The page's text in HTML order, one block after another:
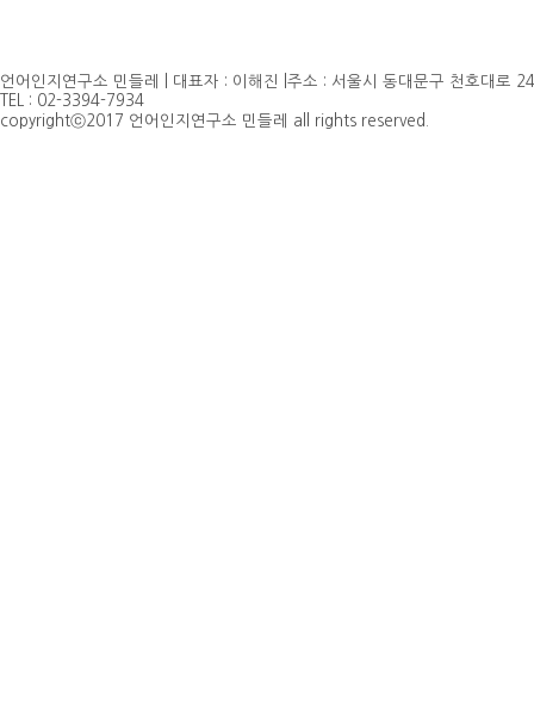
언어인지연구소 민들레 | 대표자 : 이해진 |주소 : 서울시 동대문구 천호대로
TEL : 02-3394-7934
copyrightⓒ2017 언어인지연구소 민들레 all rights reserved.